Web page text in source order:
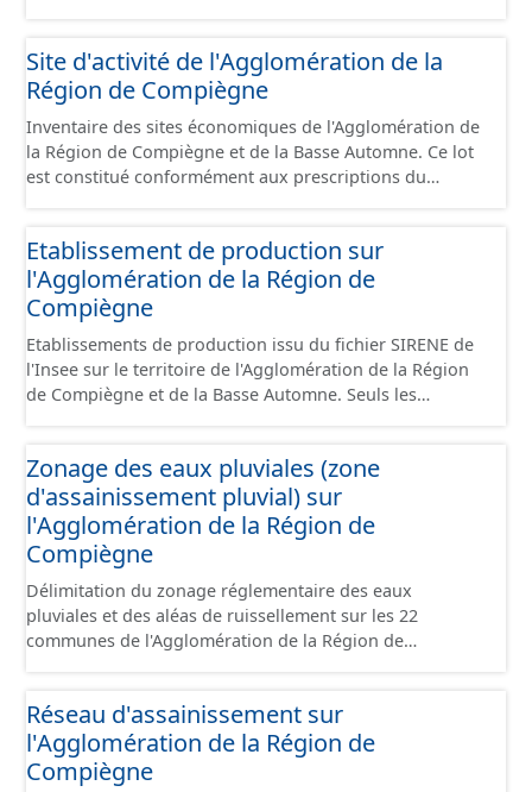
opercule, plaque pleine, té, réduction, ventouse ...).
Site d'activité de l'Agglomération de la
Région de Compiègne
Inventaire des sites économiques de l'Agglomération de
la Région de Compiègne et de la Basse Automne. Ce lot
est constitué conformément aux prescriptions du
Etablissement de production sur
l'Agglomération de la Région de
Compiègne
Etablissements de production issu du fichier SIRENE de
l'Insee sur le territoire de l'Agglomération de la Région
de Compiègne et de la Basse Automne. Seuls les
et structurés conformément aux prescriptions du
standard CNIG Sites Economiques. Ce lot ne contient pas
la référence aux terrains à vocation économique à ce
jour. Il est filtré au-delà des prescriptions du CNIG se
limitant aux SCI.
Zonage des eaux pluviales (zone
d'assainissement pluvial) sur
l'Agglomération de la Région de
Compiègne
Délimitation du zonage réglementaire des eaux
pluviales et des aléas de ruissellement sur les 22
communes de l'Agglomération de la Région de
rejet des eaux pluviales.
Réseau d'assainissement sur
l'Agglomération de la Région de
Compiègne